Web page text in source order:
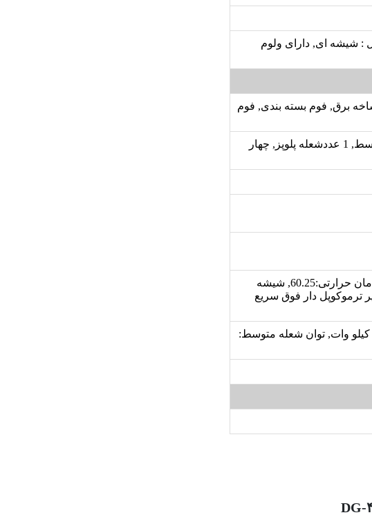
: شیشه ای, دارای ولوم
دو شاخه برق, فوم بسته بندی, فوم
1 عدد شعله بزرگ, 1 عدد شعله کوچک, 1 عدد شعله متوسط, 1 عددشعله پلوپز, چهار
بوبین شیر Orkli (اسپانیا), پلیت گرد با پوشش لعابی, راندمان حرارتی:60.25, شیشه
ترموکوپل دار فوق سریع
توان شعله بزرگ:2.75 کیلو وات, توان شعله کوچک: 1.22 کیلو وات, توان شعله متوسط: